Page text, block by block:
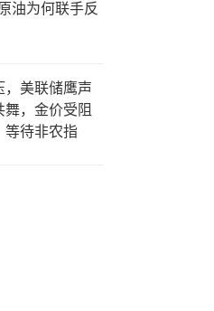
油为何联手反
，美联储鹰声
舞，金价受阻
等待非农指